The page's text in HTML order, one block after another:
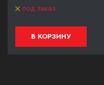
под заказ
В КОРЗИНУ